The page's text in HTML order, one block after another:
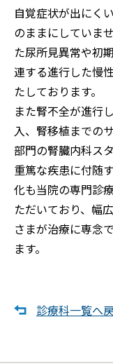
自覚症状が出にく
のままにしていま
た尿所見異常や初
連する進行した慢
たしております。
また腎不全が進行
入、腎移植までの
部門の腎臓内科ス
重篤な疾患に付随
化も当院の専門診
ただいており、幅
さまが治療に専念
ます。
診療科一覧へ